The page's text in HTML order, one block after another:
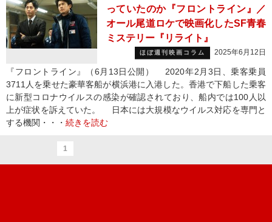
っていたのか『フロントライン』／
オール尾道ロケで映画化したSF青春
ミステリー『リライト』
ほぼ週刊映画コラム 2025年6月12日
『フロントライン』（6月13日公開） 2020年2月3日、乗客乗員
3711人を乗せた豪華客船が横浜港に入港した。香港で下船した乗客
に新型コロナウイルスの感染が確認されており、船内では100人以
上が症状を訴えていた。 日本には大規模なウイルス対応を専門と
する機関・・・ 続きを読む
1